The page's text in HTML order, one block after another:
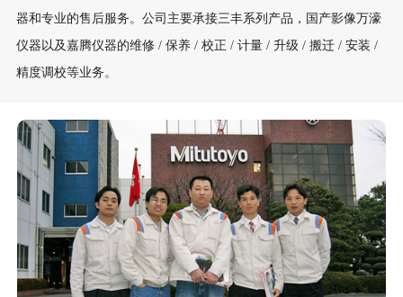
器和专业的售后服务。公司主要承接三丰系列产品，国产影像万濠
仪器以及嘉腾仪器的维修 / 保养 / 校正 / 计量 / 升级 / 搬迁 / 安装 /
精度调校等业务。